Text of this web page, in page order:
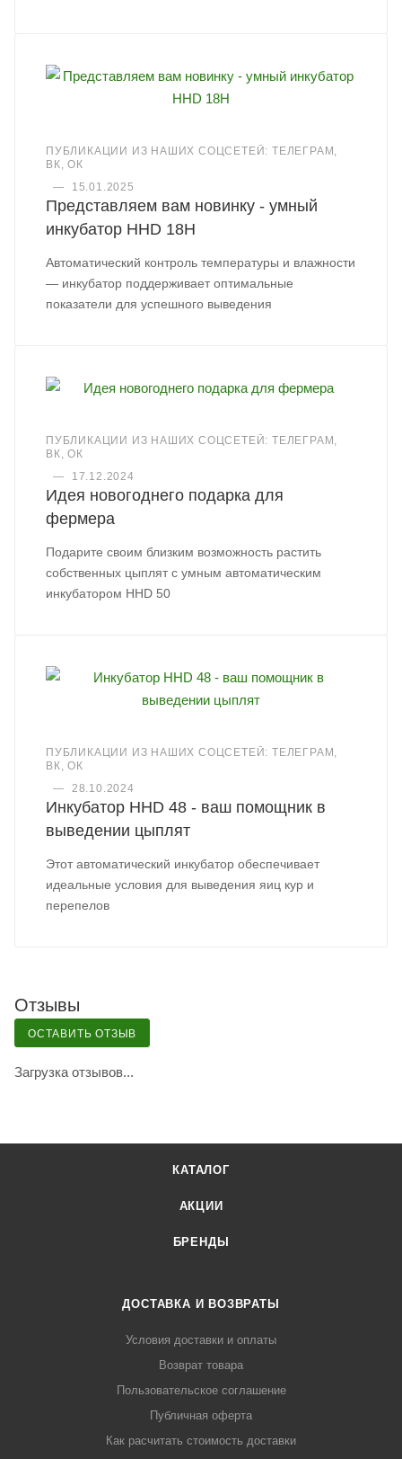
ПУБЛИКАЦИИ ИЗ НАШИХ СОЦСЕТЕЙ: ТЕЛЕГРАМ,
ВК, ОК
—
15.01.2025
Представляем вам новинку - умный
инкубатор HHD 18H
Автоматический контроль температуры и влажности
— инкубатор поддерживает оптимальные
показатели для успешного выведения
ПУБЛИКАЦИИ ИЗ НАШИХ СОЦСЕТЕЙ: ТЕЛЕГРАМ,
ВК, ОК
—
17.12.2024
Идея новогоднего подарка для
фермера
Подарите своим близким возможность растить
собственных цыплят с умным автоматическим
инкубатором HHD 50
ПУБЛИКАЦИИ ИЗ НАШИХ СОЦСЕТЕЙ: ТЕЛЕГРАМ,
ВК, ОК
—
28.10.2024
Инкубатор HHD 48 - ваш помощник в
выведении цыплят
Этот автоматический инкубатор обеспечивает
идеальные условия для выведения яиц кур и
перепелов
Отзывы
ОСТАВИТЬ ОТЗЫВ
Загрузка отзывов...
КАТАЛОГ
АКЦИИ
БРЕНДЫ
ДОСТАВКА И ВОЗВРАТЫ
Условия доставки и оплаты
Возврат товара
Пользовательское соглашение
Публичная оферта
Как расчитать стоимость доставки